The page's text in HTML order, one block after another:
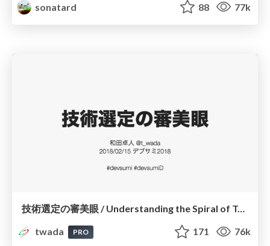
sonatard
88 77k
技術選定の審美眼 / Understanding the Spiral of Technologies
twada
PRO 171 76k